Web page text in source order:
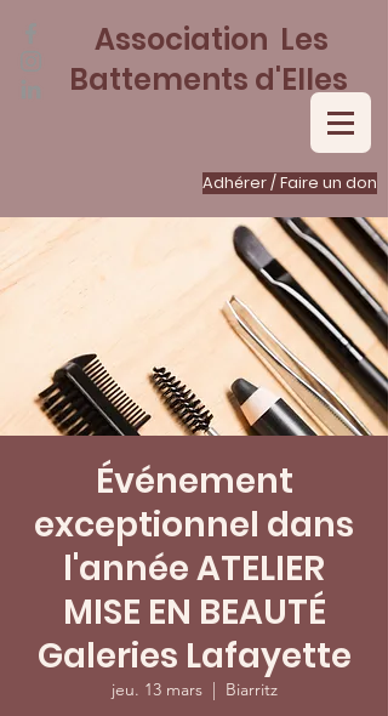
Adhérer / Faire un don
Association Les
Battements d'Elles
Événement
exceptionnel dans
l'année ATELIER
MISE EN BEAUTÉ
Galeries Lafayette
jeu. 13 mars
  |
Biarritz